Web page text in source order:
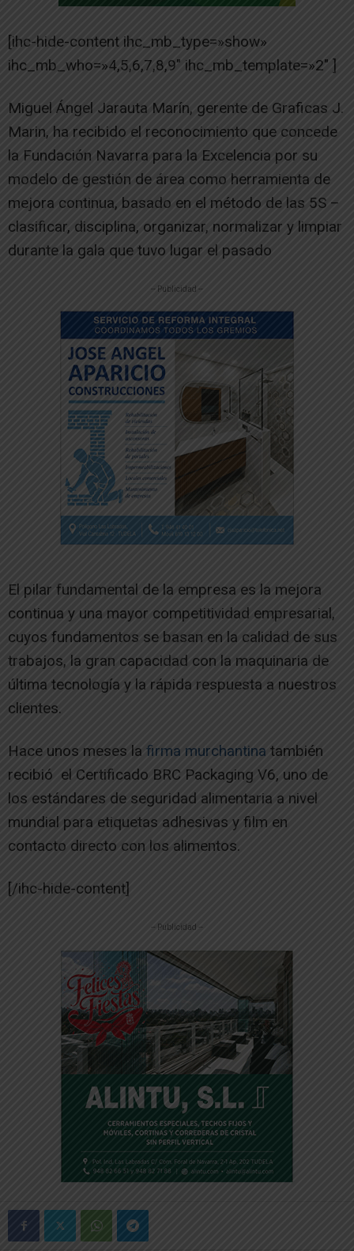
[ihc-hide-content ihc_mb_type=»show»
ihc_mb_who=»4,5,6,7,8,9″ ihc_mb_template=»2″ ]
Miguel Ángel Jarauta Marín, gerente de Graficas J.
Marin, ha recibido el reconocimiento que concede
la Fundación Navarra para la Excelencia por su
modelo de gestión de área como herramienta de
mejora continua, basado en el método de las 5S –
clasificar, disciplina, organizar, normalizar y limpiar
durante la gala que tuvo lugar el pasado
-- Publicidad --
El pilar fundamental de la empresa es la mejora
continua y una mayor competitividad empresarial,
cuyos fundamentos se basan en la calidad de sus
trabajos, la gran capacidad con la maquinaria de
última tecnología y la rápida respuesta a nuestros
clientes.
Hace unos meses la firma murchantina también
recibió el Certificado BRC Packaging V6, uno de
los estándares de seguridad alimentaria a nivel
mundial para etiquetas adhesivas y film en
contacto directo con los alimentos.
[/ihc-hide-content]
-- Publicidad --